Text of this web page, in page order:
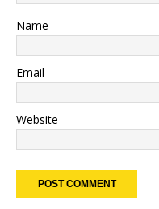
Name
Email
Website